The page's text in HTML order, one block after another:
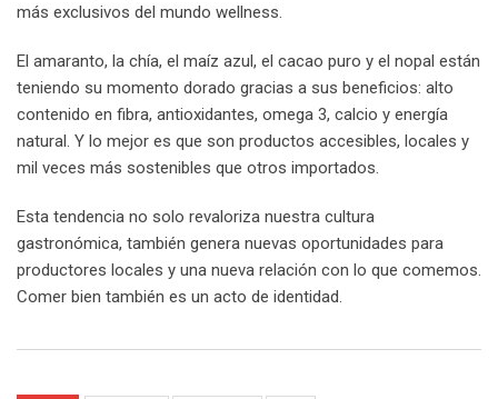
más exclusivos del mundo wellness.
El amaranto, la chía, el maíz azul, el cacao puro y el nopal están
teniendo su momento dorado gracias a sus beneficios: alto
contenido en fibra, antioxidantes, omega 3, calcio y energía
natural. Y lo mejor es que son productos accesibles, locales y
mil veces más sostenibles que otros importados.
Esta tendencia no solo revaloriza nuestra cultura
gastronómica, también genera nuevas oportunidades para
productores locales y una nueva relación con lo que comemos.
Comer bien también es un acto de identidad.